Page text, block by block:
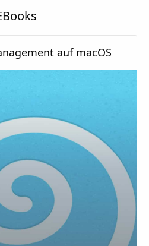
auf macOS